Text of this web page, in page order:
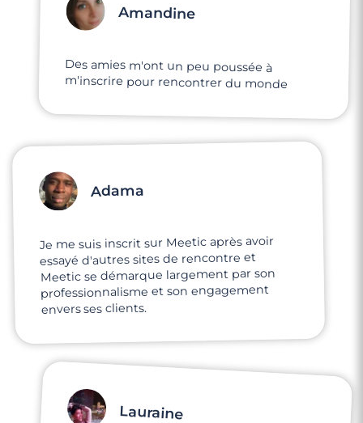
Amandine
Des amies m'ont un peu poussée à
m'inscrire pour rencontrer du monde
Adama
Je me suis inscrit sur Meetic après avoir
essayé d'autres sites de rencontre et
Meetic se démarque largement par son
professionnalisme et son engagement
envers ses clients.
Lauraine